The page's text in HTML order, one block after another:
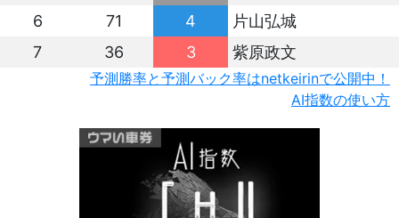
6
71 4
片山弘城
7
36 3 紫原政文
予測勝率と予測バック率はnetkeirinで公開中！
AI指数の使い方